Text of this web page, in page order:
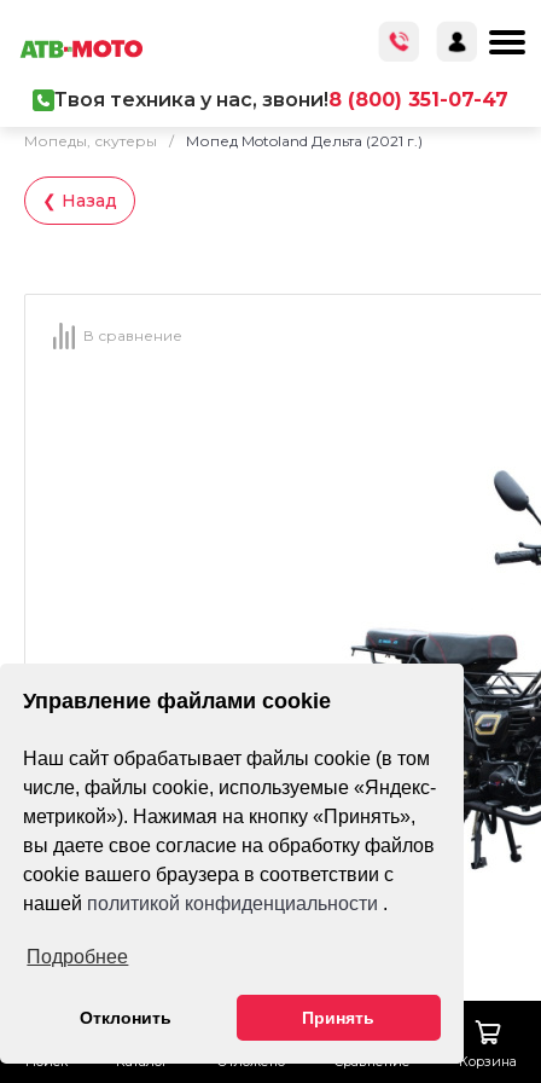
Управление файлами cookie
Наш сайт обрабатывает файлы cookie (в том
числе, файлы cookie, используемые «Яндекс-
метрикой»). Нажимая на кнопку «Принять»,
вы даете свое согласие на обработку файлов
cookie вашего браузера в соответствии с
нашей политикой конфиденциальности .
Подробнее
Отклонить Принять
Поиск Каталог Отложено Сравнение Корзина
Твоя техника у нас, звони!8 (800) 351-07-47
Мопеды, скутеры
/ Мопед Motoland Дельта (2021 г.)
❮ Назад
В сравнение